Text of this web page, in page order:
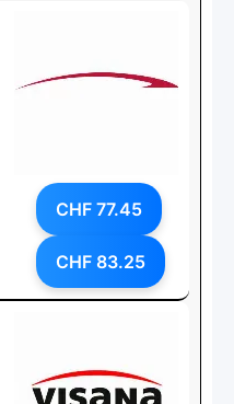
CHF 77.45
CHF 83.25